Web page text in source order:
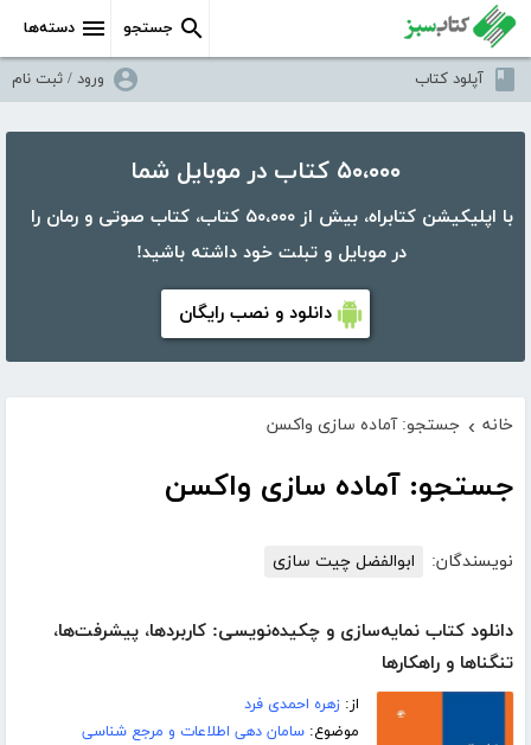
دسته‌ها جستجو
آپلود کتاب ورود / ثبت نام
۵۰،۰۰۰ کتاب در موبایل شما
با اپلیکیشن کتابراه، بیش از ۵۰،۰۰۰ کتاب، کتاب صوتی و رمان را
در موبایل و تبلت خود داشته باشید!
دانلود و نصب رایگان
خانه › جستجو: آماده سازی واکسن
جستجو: آماده سازی واکسن
نویسندگان: ابوالفضل چیت سازی
دانلود کتاب نمایه‌سازی و چکیده‌نویسی: کاربردها، پیشرفت‌ها،
تنگناها و راهکارها
از:زهره احمدی فرد
موضوع:سامان دهی اطلاعات و مرجع شناسی